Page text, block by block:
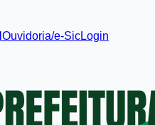
Ouvidoria/e-SicLogin